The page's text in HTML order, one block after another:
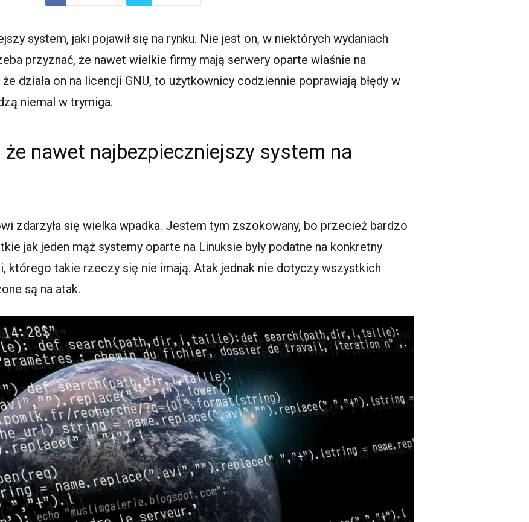
system, jaki pojawił się na rynku. Nie jest on, w niektórych wydaniach
przyznać, że nawet wielkie firmy mają serwery oparte właśnie na
działa on na licencji GNU, to użytkownicy codziennie poprawiają błędy w
niemal w trymiga.
że nawet najbezpieczniejszy system na
zdarzyła się wielka wpadka. Jestem tym zszokowany, bo przecież bardzo
jak jeden mąż systemy oparte na Linuksie były podatne na konkretny
którego takie rzeczy się nie imają. Atak jednak nie dotyczy wszystkich
są na atak.